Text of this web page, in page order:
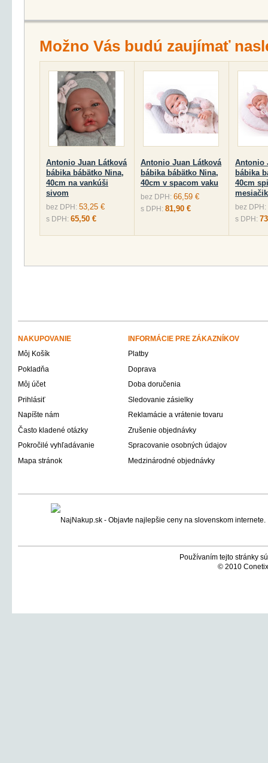
Možno Vás budú zaujímať
Antonio Juan Látková
bábika bábätko Nina,
40cm na vankúši
sivom
bez DPH: 53,25 €
s DPH: 65,50 €
Antonio Juan Látková
bábika bábätko Nina,
40cm v spacom vaku
bez DPH: 66,59 €
s DPH: 81,90 €
Antonio
bábika
40cm
bez DPH:
s DPH:
NAKUPOVANIE
INFORMÁCIE PRE ZÁKAZNÍKOV
Môj Košík
Platby
Pokladňa
Doprava
Môj účet
Doba doručenia
Prihlásiť
Sledovanie zásielky
Napíšte nám
Reklamácie a vrátenie tovaru
Často kladené otázky
Zrušenie objednávky
Pokročilé vyhľadávanie
Spracovanie osobných údajov
Mapa stránok
Medzinárodné objednávky
Používaním tejto stránky
© 2010